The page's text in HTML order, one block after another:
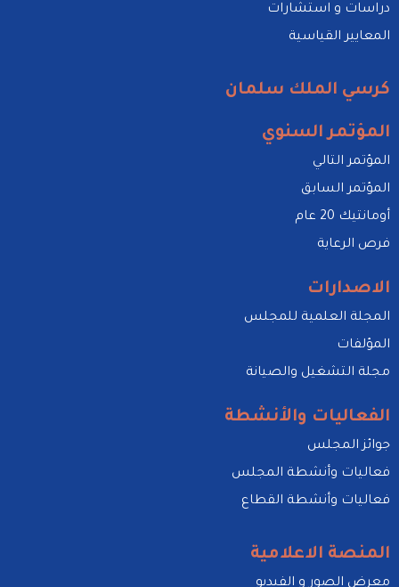
دراسات و استشارات
المعايير القياسية
كرسي الملك سلمان
المؤتمر السنوي
المؤتمر التالي
المؤتمر السابق
أومانتيك 20 عام
فرص الرعاية
الاصدارات
المجلة العلمية للمجلس
المؤلفات
مجلة التشغيل والصيانة
الفعاليات والأنشطة
جوائز المجلس
فعاليات وأنشطة المجلس
فعاليات وأنشطة القطاع
المنصة الاعلامية
معرض الصور و الفيديو